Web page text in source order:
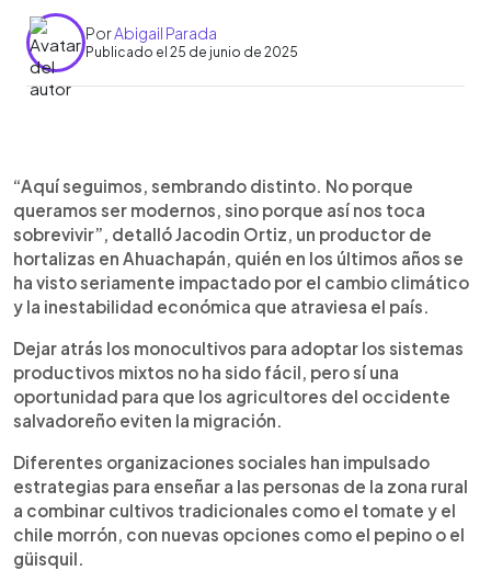
PorAbigail Parada
Publicado el 25 de junio de 2025
Escuchar artículo
“Aquí seguimos, sembrando distinto. No porque
queramos ser modernos, sino porque así nos toca
sobrevivir”, detalló Jacodin Ortiz, un productor de
hortalizas en Ahuachapán, quién en los últimos años se
ha visto seriamente impactado por el cambio climático
y la inestabilidad económica que atraviesa el país.
Dejar atrás los monocultivos para adoptar los sistemas
productivos mixtos no ha sido fácil, pero sí una
oportunidad para que los agricultores del occidente
salvadoreño eviten la migración.
Diferentes organizaciones sociales han impulsado
estrategias para enseñar a las personas de la zona rural
a combinar cultivos tradicionales como el tomate y el
chile morrón, con nuevas opciones como el pepino o el
güisquil.